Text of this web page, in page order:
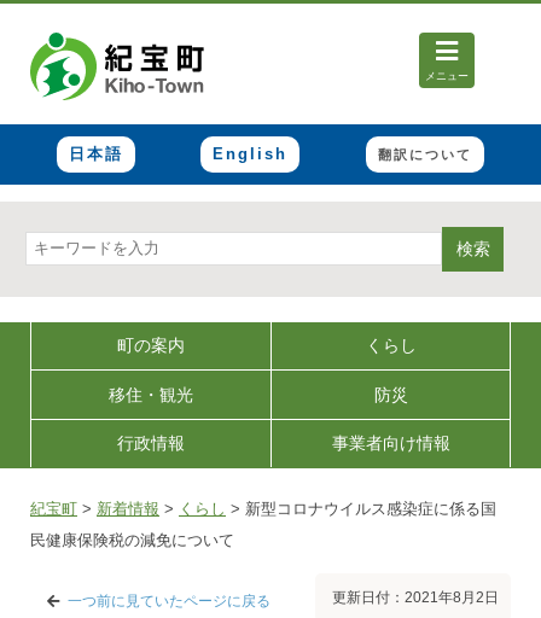
メニュー
日本語 English 翻訳について
検索
町の案内 くらし
移住・観光 防災
行政情報 事業者向け情報
紀宝町 > 新着情報 > くらし > 新型コロナウイルス感染症に係る国
民健康保険税の減免について
一つ前に見ていたページに戻る 更新日付：2021年8月2日